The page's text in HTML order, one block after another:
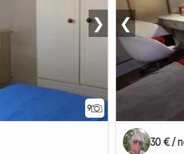
9
❯ ❮
30 € /